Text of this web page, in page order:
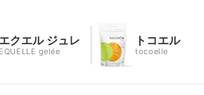
エクエル ジュレ
EQUELLE gelée
トコエル
tocoelle